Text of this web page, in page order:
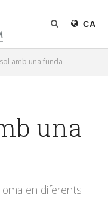
CA
amb una funda
una
en diferents